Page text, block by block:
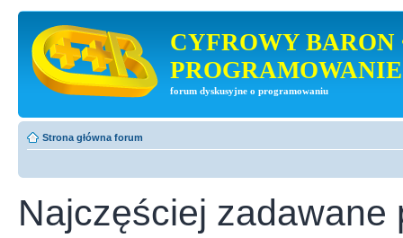
CYFROWY BARON
PROGRAMOWANIE
forum dyskusyjne o programowaniu
Strona główna forum
Najczęściej zadawane